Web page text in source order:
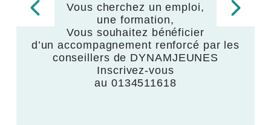
Vous cherchez un emploi,
une formation,
Vous souhaitez bénéficier
d’un accompagnement renforcé par les
conseillers de DYNAMJEUNES
Inscrivez-vous
au 0134511618